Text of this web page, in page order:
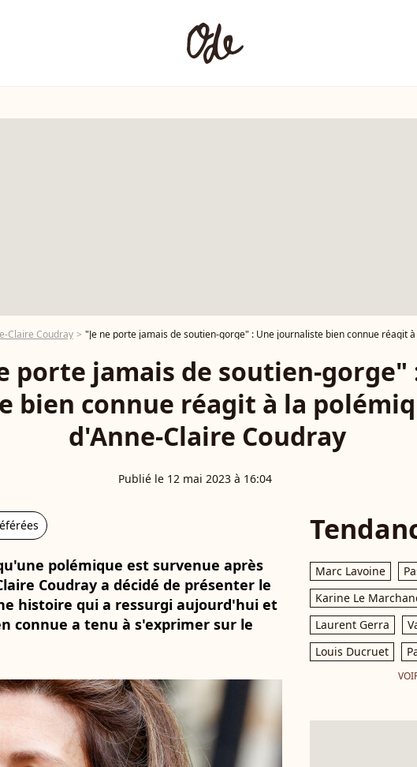
Claire Coudray "Je ne porte jamais de soutien-gorge" : Une journaliste bien connue réagit à la
porte jamais de soutien-gorge"
bien connue réagit à la
d'Anne-Claire Coudray
Publié le 12 mai 2023 à 16:04
polémique est survenue après
Coudray a décidé de présenter le
histoire qui a ressurgi aujourd'hui et
connue a tenu à s'exprimer sur le
Marc Lavoine
Karine Le
Laurent Gerra
Louis Ducruet